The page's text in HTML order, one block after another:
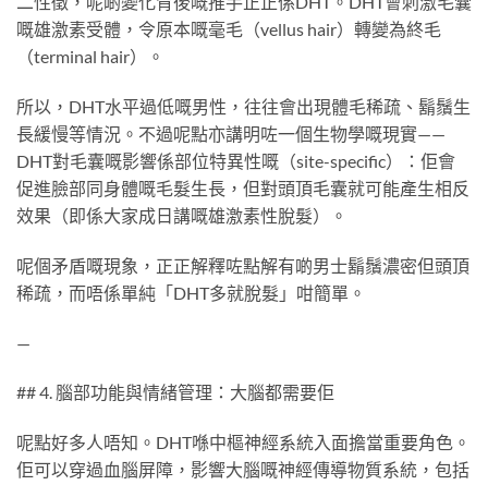
嘅雄激素受體，令原本嘅毫毛（vellus hair）轉變為終毛
（terminal hair）。
所以，DHT水平過低嘅男性，往往會出現體毛稀疏、鬍鬚生
長緩慢等情況。不過呢點亦講明咗一個生物學嘅現實——
DHT對毛囊嘅影響係部位特異性嘅（site-specific）：佢會
促進臉部同身體嘅毛髮生長，但對頭頂毛囊就可能產生相反
效果（即係大家成日講嘅雄激素性脫髮）。
呢個矛盾嘅現象，正正解釋咗點解有啲男士鬍鬚濃密但頭頂
稀疏，而唔係單純「DHT多就脫髮」咁簡單。
—
## 4. 腦部功能與情緒管理：大腦都需要佢
呢點好多人唔知。DHT喺中樞神經系統入面擔當重要角色。
佢可以穿過血腦屏障，影響大腦嘅神經傳導物質系統，包括